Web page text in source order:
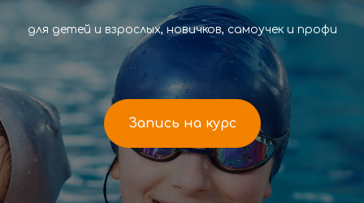
для детей и взрослых, новичков, самоучек и профи
Запись на курс